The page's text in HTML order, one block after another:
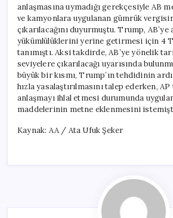
anlaşmasına uymadığı gerekçesiyle AB
ve kamyonlara uygulanan gümrük
çıkarılacağını duyurmuştu. Trump, AB’ye
yükümlülüklerini yerine getirmesi için 4
tanımıştı. Aksi takdirde, AB’ye yönelik
seviyelere çıkarılacağı uyarısında
büyük bir kısmı, Trump’ın tehdidinin
hızla yasalaştırılmasını talep ederken,
anlaşmayı ihlal etmesi durumunda
maddelerinin metne eklenmesini
Kaynak: AA / Ata Ufuk Şeker